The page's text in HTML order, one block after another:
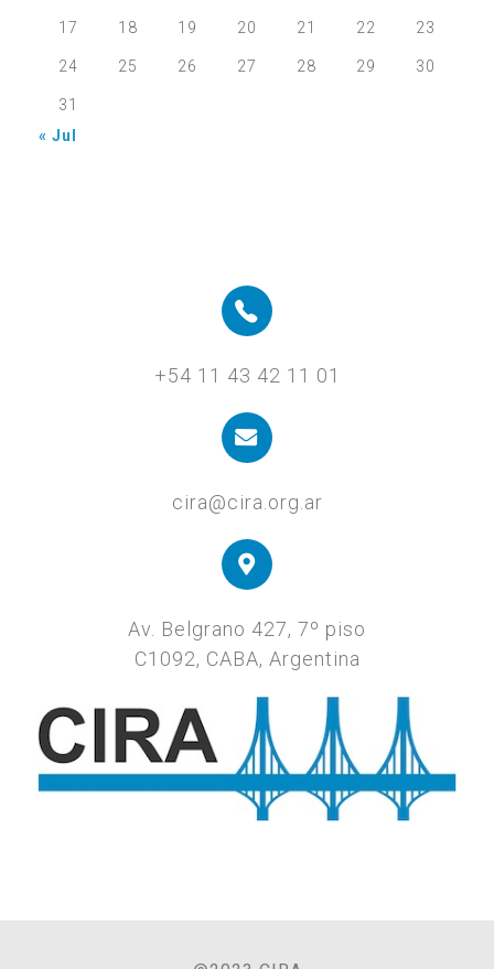
17 18 19 20 21 22 23
24 25 26 27 28 29 30
31
« Jul
+54 11 43 42 11 01
cira@cira.org.ar
Av. Belgrano 427, 7º piso
C1092, CABA, Argentina